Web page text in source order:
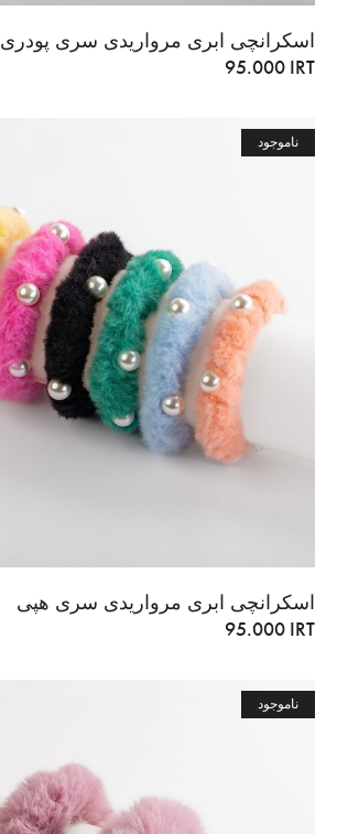
اسکرانچی ابری مرواریدی سری پودری
95.000 IRT
ناموجود
اسکرانچی ابری مرواریدی سری هپی
95.000 IRT
ناموجود